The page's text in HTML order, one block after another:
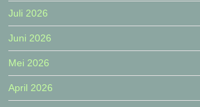
Juli 2026
Juni 2026
Mei 2026
April 2026